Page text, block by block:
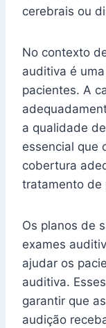
cerebrais ou
No contexto
auditiva é
pacientes. A
a qualidade
essencial que
cobertura
tratamento de
Os planos de
exames
ajudar os
auditiva.
garantir que
audição